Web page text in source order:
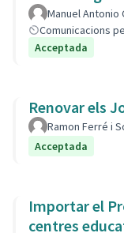
Manuel Antonio
Comunicacions
Acceptada
Renovar els
Ramon Ferré i
Acceptada
Importar el
centres